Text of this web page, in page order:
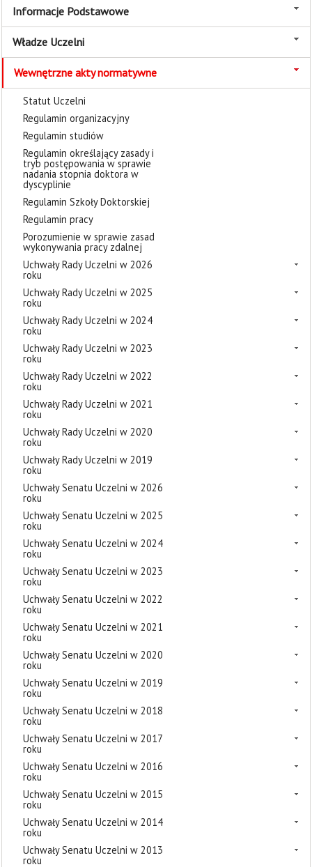
Informacje Podstawowe
Władze Uczelni
Wewnętrzne akty normatywne
Statut Uczelni
Regulamin organizacyjny
Regulamin studiów
Regulamin określający zasady i
tryb postępowania w sprawie
nadania stopnia doktora w
dyscyplinie
Regulamin Szkoły Doktorskiej
Regulamin pracy
Porozumienie w sprawie zasad
wykonywania pracy zdalnej
Uchwały Rady Uczelni w 2026
roku
Uchwały Rady Uczelni w 2025
roku
Uchwały Rady Uczelni w 2024
roku
Uchwały Rady Uczelni w 2023
roku
Uchwały Rady Uczelni w 2022
roku
Uchwały Rady Uczelni w 2021
roku
Uchwały Rady Uczelni w 2020
roku
Uchwały Rady Uczelni w 2019
roku
Uchwały Senatu Uczelni w 2026
roku
Uchwały Senatu Uczelni w 2025
roku
Uchwały Senatu Uczelni w 2024
roku
Uchwały Senatu Uczelni w 2023
roku
Uchwały Senatu Uczelni w 2022
roku
Uchwały Senatu Uczelni w 2021
roku
Uchwały Senatu Uczelni w 2020
roku
Uchwały Senatu Uczelni w 2019
roku
Uchwały Senatu Uczelni w 2018
roku
Uchwały Senatu Uczelni w 2017
roku
Uchwały Senatu Uczelni w 2016
roku
Uchwały Senatu Uczelni w 2015
roku
Uchwały Senatu Uczelni w 2014
roku
Uchwały Senatu Uczelni w 2013
roku